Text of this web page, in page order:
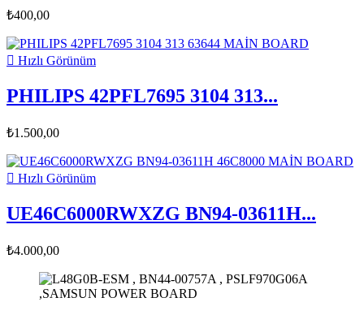
₺400,00
 Hızlı Görünüm
PHILIPS 42PFL7695 3104 313...
₺1.500,00
 Hızlı Görünüm
UE46C6000RWXZG BN94-03611H...
₺4.000,00